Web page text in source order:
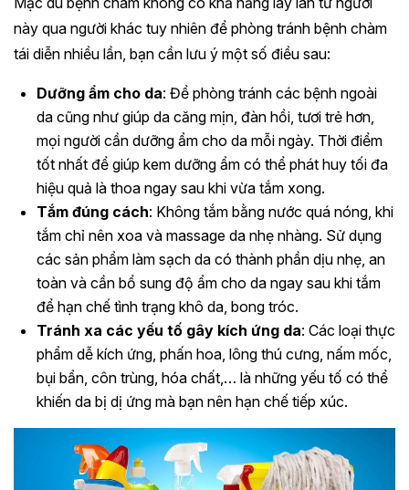
này qua người khác tuy nhiên để phòng tránh bệnh chàm
tái diễn nhiều lần, bạn cần lưu ý một số điều sau:
Dưỡng ẩm cho da: Để phòng tránh các bệnh ngoài
da cũng như giúp da căng mịn, đàn hồi, tươi trẻ hơn,
mọi người cần dưỡng ẩm cho da mỗi ngày. Thời điểm
tốt nhất để giúp kem dưỡng ẩm có thể phát huy tối đa
hiệu quả là thoa ngay sau khi vừa tắm xong.
Tắm đúng cách: Không tắm bằng nước quá nóng, khi
tắm chỉ nên xoa và massage da nhẹ nhàng. Sử dụng
các sản phẩm làm sạch da có thành phần dịu nhẹ, an
toàn và cần bổ sung độ ẩm cho da ngay sau khi tắm
để hạn chế tình trạng khô da, bong tróc.
Tránh xa các yếu tố gây kích ứng da: Các loại thực
phẩm dễ kích ứng, phấn hoa, lông thú cưng, nấm mốc,
bụi bẩn, côn trùng, hóa chất,… là những yếu tố có thể
khiến da bị dị ứng mà bạn nên hạn chế tiếp xúc.